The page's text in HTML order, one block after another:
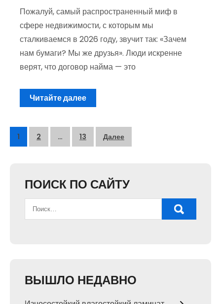
Пожалуй, самый распространенный миф в
сфере недвижимости, с которым мы
сталкиваемся в 2026 году, звучит так: «Зачем
нам бумаги? Мы же друзья». Люди искренне
верят, что договор найма — это
Читайте далее
Пагинация
1 2 … 13 Далее
ПОИСК ПО САЙТУ
ВЫШЛО НЕДАВНО